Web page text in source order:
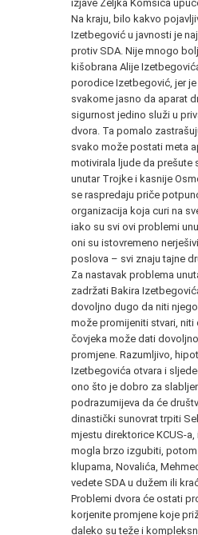
izjave Željka Komšića
Na kraju, bilo kakvo
Izetbegović u javnosti je
protiv SDA. Nije mnogo
kišobrana Alije
porodice Izetbegović, jer
svakome jasno da aparat
sigurnost jedino služi u
dvora. Ta pomalo
svako može postati meta
motivirala ljude da prešute
unutar Trojke i kasnije
se raspredaju priče
organizacija koja curi na
iako su svi ovi problemi
oni su istovremeno
poslova – svi znaju tajne
Za nastavak problema
zadržati Bakira
dovoljno dugo da niti
može promijeniti stvari, niti
čovjeka može dati
promjene. Razumljivo,
Izetbegovića otvara i
ono što je dobro za
podrazumijeva da će
dinastički sunovrat trpiti
mjestu direktorice KCUS-
mogla brzo izgubiti,
klupama, Novalića,
vedete SDA u dužem ili
Problemi dvora će ostati
korjenite promjene koje
daleko su teže i